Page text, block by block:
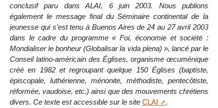
conclusif paru dans ALAI, 6 juin 2003. Nous publions
également le message final du Séminaire continental de la
jeunesse qui s’est tenu à Buenos Aires de 24 au 27 avril 2003
dans le cadre du programme « Foi, économie et société :
Mondialiser le bonheur (Globalisar la vida plena) », lancé par le
Conseil latino-américain des Églises, organisme œcuménique
créé en 1982 et regroupant quelque 150 Églises (baptiste,
épiscopale, luthérienne, ménonite, méthodiste, pentecôtiste,
réformée, vaudoise, etc.) ainsi que des mouvements chrétiens
divers. Ce texte est accessible sur le site CLAI .